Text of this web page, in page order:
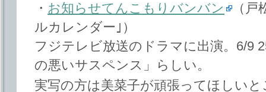
・ お知らせてんこもりバンバン
（
ルカレンダー｣）
フジテレビ放送のドラマに出演。6/9
の悪いサスペンス」らしい。
実写の方は美菜子が頑張ってほしい